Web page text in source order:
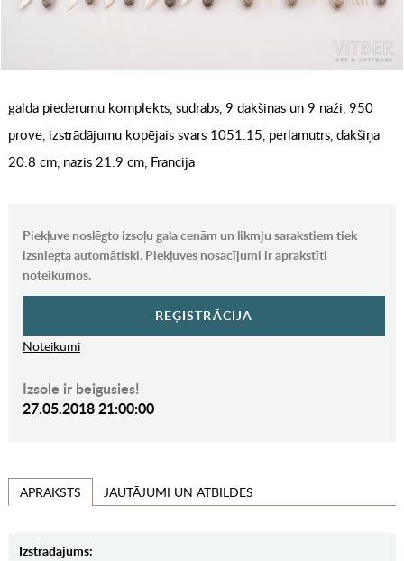
galda piederumu komplekts, sudrabs, 9 dakšiņas un 9 naži, 950
prove, izstrādājumu kopējais svars 1051.15, perlamutrs, dakšiņa
20.8 cm, nazis 21.9 cm, Francija
Piekļuve noslēgto izsoļu gala cenām un likmju sarakstiem tiek
izsniegta automātiski. Piekļuves nosacījumi ir aprakstīti
noteikumos.
REĢISTRĀCIJA
Noteikumi
Izsole ir beigusies!
27.05.2018 21:00:00
APRAKSTS JAUTĀJUMI UN ATBILDES
Izstrādājums: